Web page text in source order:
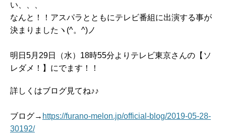
い、、、
なんと！！アスパラとともにテレビ番組に出演する事が
決まりましたヽ(^。^)ノ
明日5月29日（水）18時55分よりテレビ東京さんの【ソ
レダメ！】にでます！！
詳しくはブログ見てね♪♪
ブログ→ https://furano-melon.jp/official-blog/2019-05-28-
30192/